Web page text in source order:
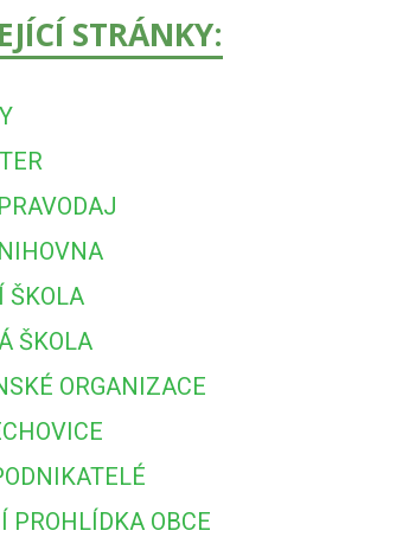
STRÁNKY:
ŠKOLA
ŠKOLA
ORGANIZACE
PROHLÍDKA OBCE